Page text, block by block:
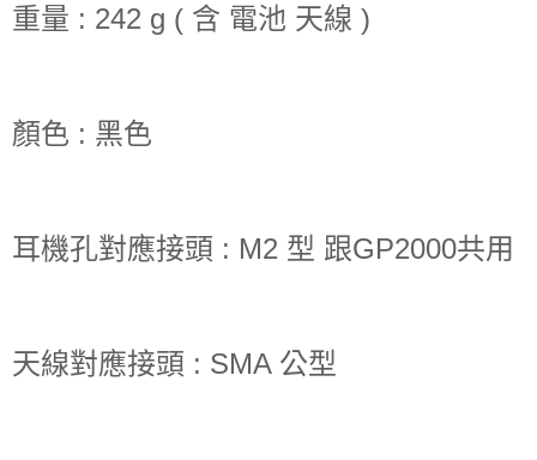
重量 : 242 g ( 含 電池 天線 )
顏色 : 黑色
耳機孔對應接頭 : M2 型 跟GP2000共用
天線對應接頭 : SMA 公型